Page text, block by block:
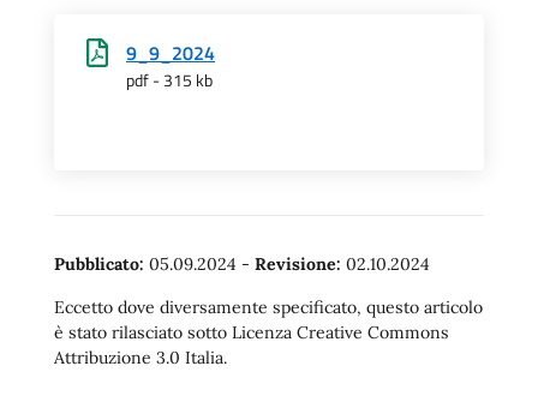
9_9_2024
pdf - 315 kb
Pubblicato: 05.09.2024 - Revisione: 02.10.2024
Eccetto dove diversamente specificato, questo articolo
è stato rilasciato sotto Licenza Creative Commons
Attribuzione 3.0 Italia.